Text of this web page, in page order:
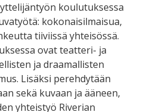
koulutuksessa
kokonaisilmaisua,
tiiviissä yhteisössä.
ovat teatteri- ja
ja draamallisten
Lisäksi perehdytään
sekä kuvaan ja ääneen,
yhteistyö Riverian